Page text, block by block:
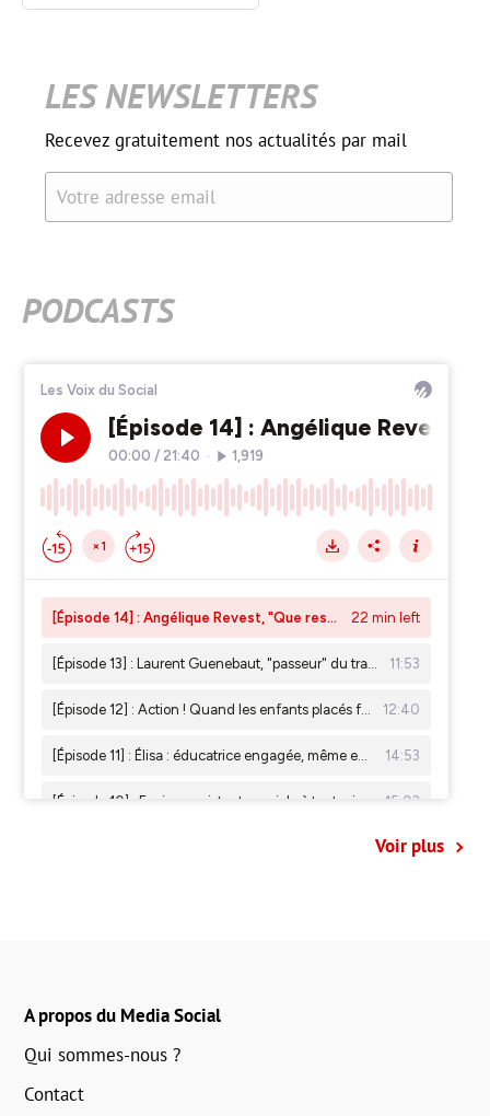
LES NEWSLETTERS
Recevez gratuitement nos actualités par mail
Votre adresse email
PODCASTS
Voir plus
A propos du Media Social
Qui sommes-nous ?
Contact